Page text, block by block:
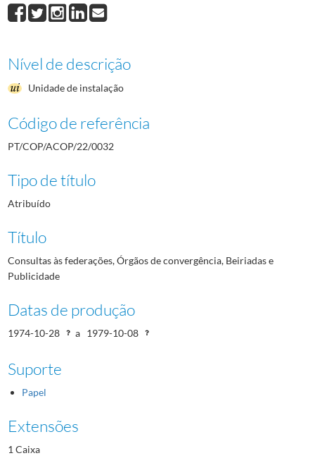
Nível de descrição
Unidade de instalação
Código de referência
PT/COP/ACOP/22/0032
Tipo de título
Atribuído
Título
Consultas às federações, Órgãos de convergência, Beiriadas e
Publicidade
Datas de produção
1974-10-28 a 1979-10-08
Suporte
Papel
Extensões
1 Caixa